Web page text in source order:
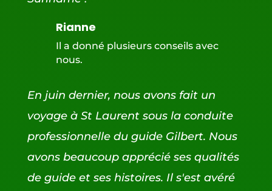
Rianne
Il a donné plusieurs conseils avec
nous.
En juin dernier, nous avons fait un
voyage à St Laurent sous la conduite
professionnelle du guide Gilbert. Nous
avons beaucoup apprécié ses qualités
de guide et ses histoires. Il s'est avéré